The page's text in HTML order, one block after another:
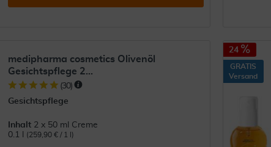
medipharma cosmetics Olivenöl
Gesichtspflege 2...
(30)
Gesichtspflege
Inhalt 2 x 50 ml Creme
0.1 l
(259,90 € / 1 l)
24
GRATIS
Versand